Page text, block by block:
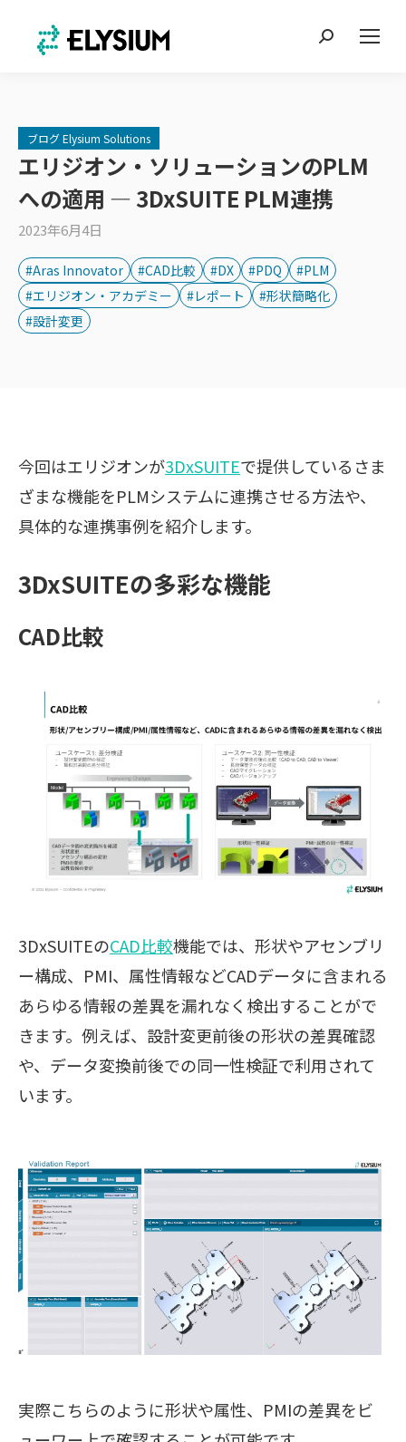
Search:
ブログ Elysium Solutions
エリジオン・ソリューションのPLM
への適用 ― 3DxSUITE PLM連携
2023年6月4日
#Aras Innovator #CAD比較 #DX #PDQ
#PLM
#エリジオン・アカデミー
#レポート
#形状簡略化
#設計変更
今回はエリジオンが3DxSUITEで提供しているさま
ざまな機能をPLMシステムに連携させる方法や、
具体的な連携事例を紹介します。
3DxSUITEの多彩な機能
CAD比較
3DxSUITEのCAD比較機能では、形状やアセンブリ
ー構成、PMI、属性情報などCADデータに含まれる
あらゆる情報の差異を漏れなく検出することがで
きます。例えば、設計変更前後の形状の差異確認
や、データ変換前後での同一性検証で利用されて
います。
実際こちらのように形状や属性、PMIの差異をビ